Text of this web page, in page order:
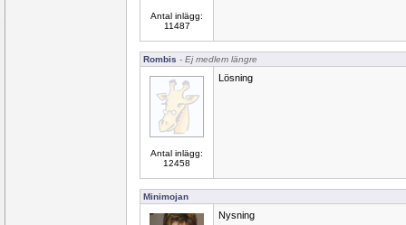
Antal inlägg:
11487
Rombis - Ej medlem längre
Antal inlägg:
12458
Lösning
Minimojan
Nysning